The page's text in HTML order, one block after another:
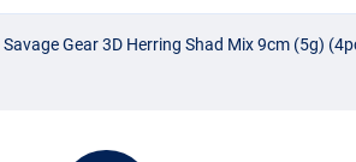
Savage Gear 3D Herring Shad Mix 9cm (5g)